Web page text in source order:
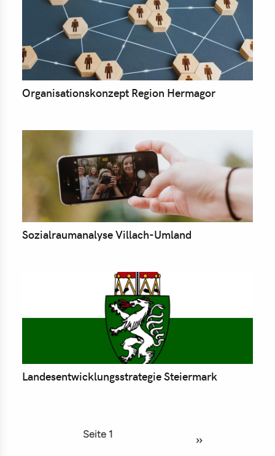
Organisationskonzept Region Hermagor
Sozialraumanalyse Villach-Umland
Landesentwicklungsstrategie Steiermark
Seite 1
››